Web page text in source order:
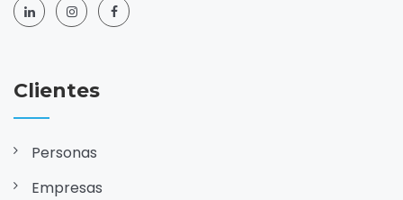
Clientes
Personas
Empresas